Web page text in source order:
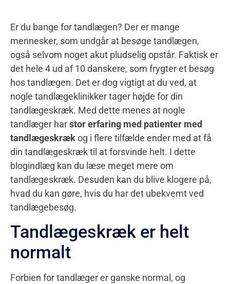
Er du bange for tandlægen? Der er mange
mennesker, som undgår at besøge tandlægen,
også selvom noget akut pludselig opstår. Faktisk er
det hele 4 ud af 10 danskere, som frygter et besøg
hos tandlægen. Det er dog vigtigt at du ved, at
nogle tandlægeklinikker tager højde for din
tandlægeskræk. Med dette menes at nogle
tandlæger harstor erfaring med patienter med
tandlægeskrækog i flere tilfælde ender med at få
din tandlægeskræk til at forsvinde helt. I dette
blogindlæg kan du læse meget mere om
tandlægeskræk. Desuden kan du blive klogere på,
hvad du kan gøre, hvis du har det ubekvemt ved
tandlægebesøg.
Tandlægeskræk er helt
normalt
Forbien for tandlæger er ganske normal, og